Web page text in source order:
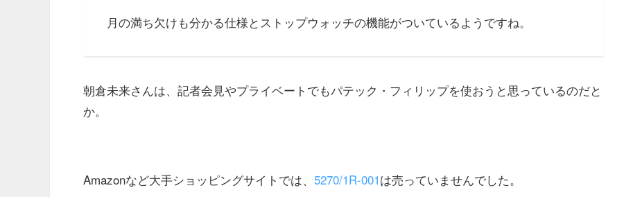
月の満ち欠けも分かる仕様とストップウォッチの機能がついているようですね。
朝倉未来さんは、記者会見やプライベートでもパテック・フィリップを使おうと思っているのだと
か。
Amazonなど大手ショッピングサイトでは、 5270/1R-001は売っていませんでした。